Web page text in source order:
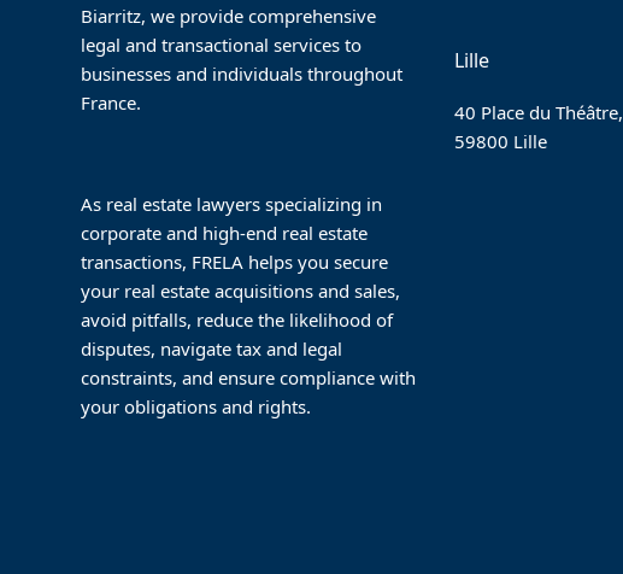
Biarritz, we provide comprehensive
legal and transactional services to
businesses and individuals throughout
France.
As real estate lawyers specializing in
corporate and high-end real estate
transactions, FRELA helps you secure
your real estate acquisitions and sales,
avoid pitfalls, reduce the likelihood of
disputes, navigate tax and legal
constraints, and ensure compliance with
your obligations and rights.
Lille
40 Place du Théâtre,
59800 Lille